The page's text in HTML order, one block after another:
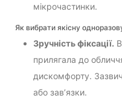
мікрочастинки.
Як вибрати якісну
Зручність фіксації.
прилягала до
дискомфорту.
або зав’язки.